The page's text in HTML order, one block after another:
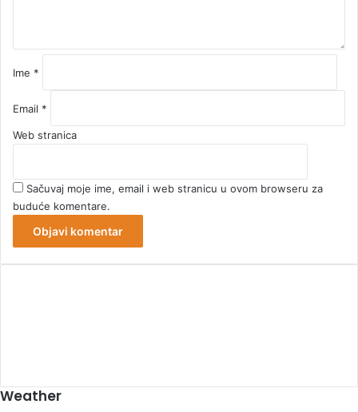
Ime *
Email *
Web stranica
Sačuvaj moje ime, email i web stranicu u ovom browseru za
buduće komentare.
Weather